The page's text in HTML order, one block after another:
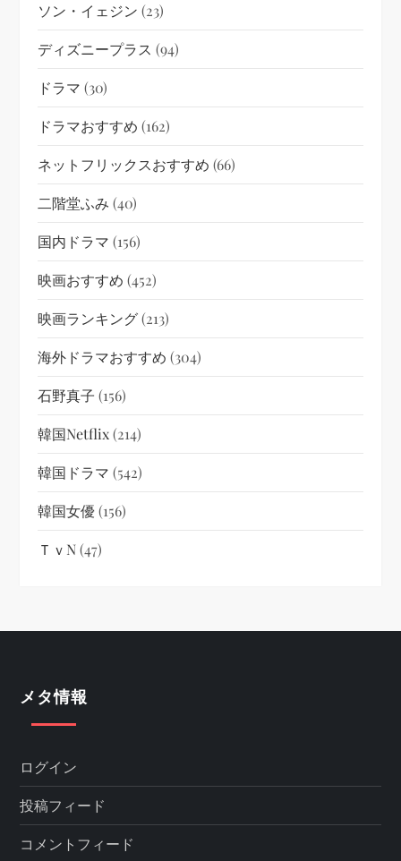
ソン・イェジン (23)
ディズニープラス (94)
ドラマ (30)
ドラマおすすめ (162)
ネットフリックスおすすめ (66)
二階堂ふみ (40)
国内ドラマ (156)
映画おすすめ (452)
映画ランキング(213)
海外ドラマおすすめ (304)
石野真子 (156)
韓国netflix(214)
韓国ドラマ (542)
韓国女優(156)
ＴｖN(47)
メタ情報
ログイン
投稿フィード
コメントフィード